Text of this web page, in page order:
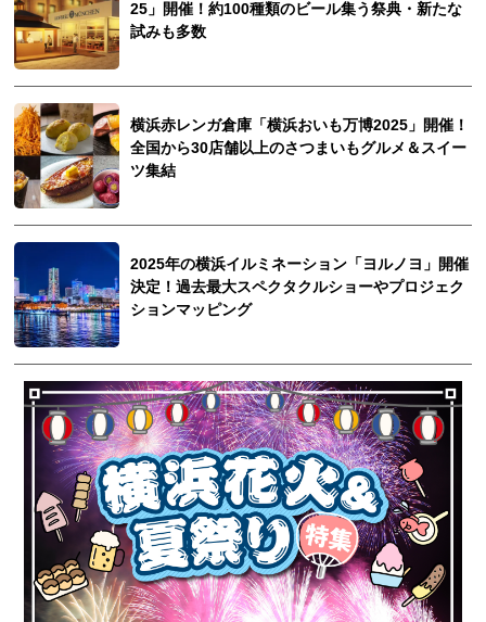
25」開催！約100種類のビール集う祭典・新たな
試みも多数
横浜赤レンガ倉庫「横浜おいも万博2025」開催！
全国から30店舗以上のさつまいもグルメ＆スイー
ツ集結
2025年の横浜イルミネーション「ヨルノヨ」開催
決定！過去最大スペクタクルショーやプロジェク
ションマッピング